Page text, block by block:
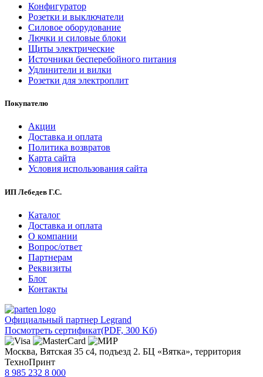
Конфигуратор
Розетки и выключатели
Силовое оборудование
Лючки и силовые блоки
Щиты электрические
Источники бесперебойного питания
Удлинители и вилки
Розетки для электроплит
Покупателю
Акции
Доставка и оплата
Политика возвратов
Карта сайта
Условия использования сайта
ИП Лебедев Г.С.
Каталог
Доставка и оплата
О компании
Вопрос/ответ
Партнерам
Реквизиты
Блог
Контакты
Официальный партнер Legrand
Посмотреть сертификат(PDF, 300 Kб)
Москва, Вятская 35 с4, подъезд 2. БЦ «Вятка», территория
ТехноПринт
8 985 232 8 000